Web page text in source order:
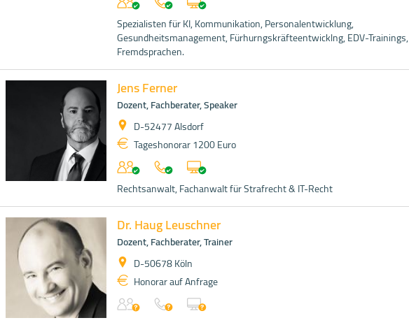
Spezialisten für KI, Kommunikation, Personalentwicklung,
Gesundheitsmanagement, Fürhurngskräfteentwicklng, EDV-Trainings,
Fremdsprachen.
Jens Ferner
Dozent, Fachberater, Speaker
D-52477 Alsdorf
Tageshonorar 1200 Euro
Rechtsanwalt, Fachanwalt für Strafrecht & IT-Recht
Dr. Haug Leuschner
Dozent, Fachberater, Trainer
D-50678 Köln
Honorar auf Anfrage